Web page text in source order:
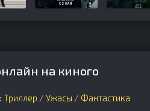
на киного
Триллер / Ужасы / Фантастика